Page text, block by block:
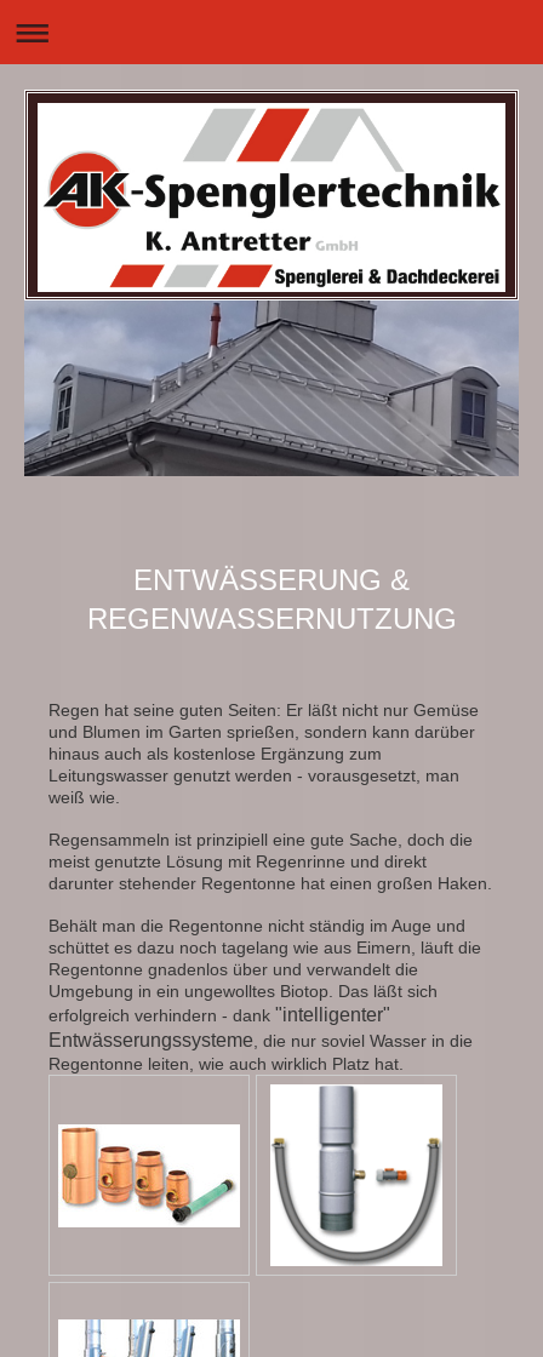
ENTWÄSSERUNG &
REGENWASSERNUTZUNG
Regen hat seine guten Seiten: Er läßt nicht nur Gemüse
und Blumen im Garten sprießen, sondern kann darüber
hinaus auch als kostenlose Ergänzung zum
Leitungswasser genutzt werden - vorausgesetzt, man
weiß wie.
Regensammeln ist prinzipiell eine gute Sache, doch die
meist genutzte Lösung mit Regenrinne und direkt
darunter stehender Regentonne hat einen großen Haken.
Behält man die Regentonne nicht ständig im Auge und
schüttet es dazu noch tagelang wie aus Eimern, läuft die
Regentonne gnadenlos über und verwandelt die
Umgebung in ein ungewolltes Biotop. Das läßt sich
erfolgreich verhindern - dank"intelligenter"
Entwässerungssysteme, die nur soviel Wasser in die
Regentonne leiten, wie auch wirklich Platz hat.